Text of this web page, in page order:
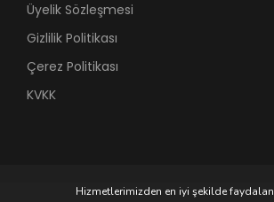
Üyelik Sözleşmesi
Gizlilik Politikası
Çerez Politikası
KVKK
Hizmetlerimizden en iyi şekilde